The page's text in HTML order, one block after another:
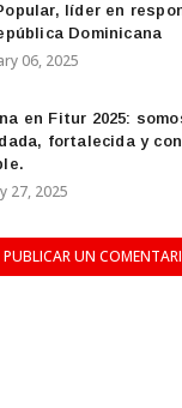
líder en
Dominicana
06, 2025
en Fitur 2025:
fortalecida y
27, 2025
PUBLICAR UN